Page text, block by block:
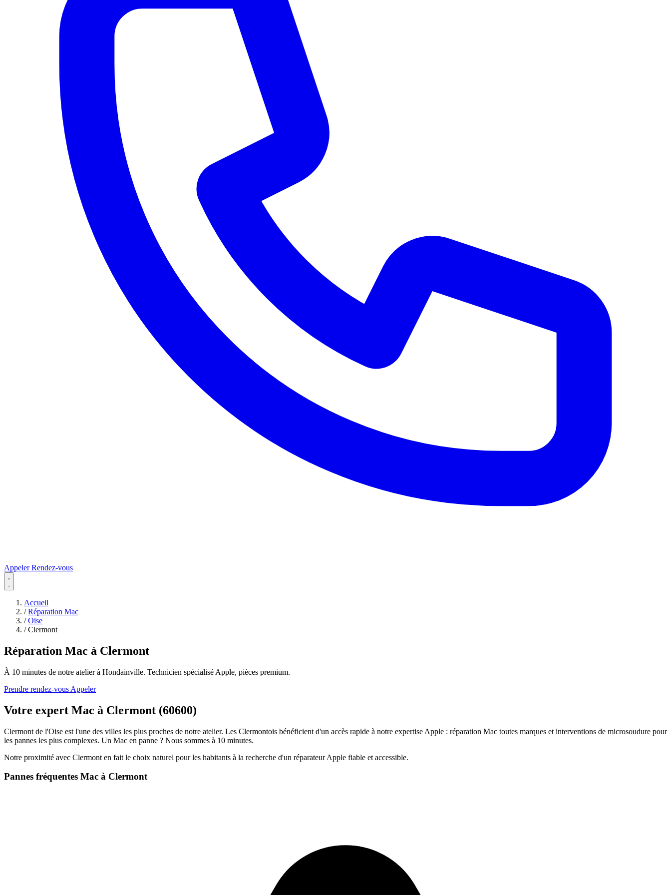
AppelerRendez-vous
Accueil
/ Réparation Mac
/ Oise
/ Clermont
Réparation Mac à Clermont
À 10 minutes de notre atelier à Hondainville. Technicien spécialisé Apple, pièces premium.
Prendre rendez-vous Appeler
Votre expert Mac à Clermont (60600)
Clermont de l'Oise est l'une des villes les plus proches de notre atelier. Les Clermontois bénéficient d'un accès rapide à notre expertise Apple : réparation Mac toutes marques et interventions de microsoudure pour
les pannes les plus complexes. Un Mac en panne ? Nous sommes à 10 minutes.
Notre proximité avec Clermont en fait le choix naturel pour les habitants à la recherche d'un réparateur Apple fiable et accessible.
Pannes fréquentes Mac à Clermont